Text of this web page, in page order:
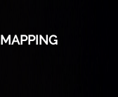
MAPPING